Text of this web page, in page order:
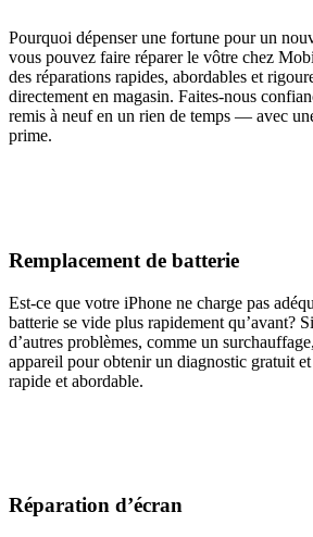
Pourquoi dépenser une fortune pour un
vous pouvez faire réparer le vôtre chez
des réparations rapides, abordables et
directement en magasin. Faites-nous
remis à neuf en un rien de temps — avec
prime.
Remplacement de batterie
Est-ce que votre iPhone ne charge pas
batterie se vide plus rapidement qu’avant?
d’autres problèmes, comme un
appareil pour obtenir un diagnostic gratuit
rapide et abordable.
Réparation d’écran